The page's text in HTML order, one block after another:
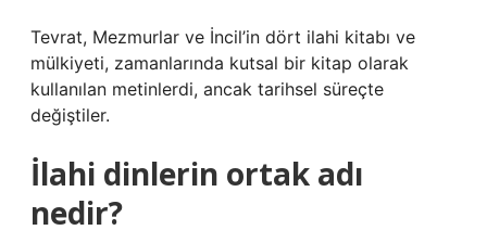
Tevrat, Mezmurlar ve İncil’in dört ilahi kitabı ve
mülkiyeti, zamanlarında kutsal bir kitap olarak
kullanılan metinlerdi, ancak tarihsel süreçte
değiştiler.
İlahi dinlerin ortak adı
nedir?